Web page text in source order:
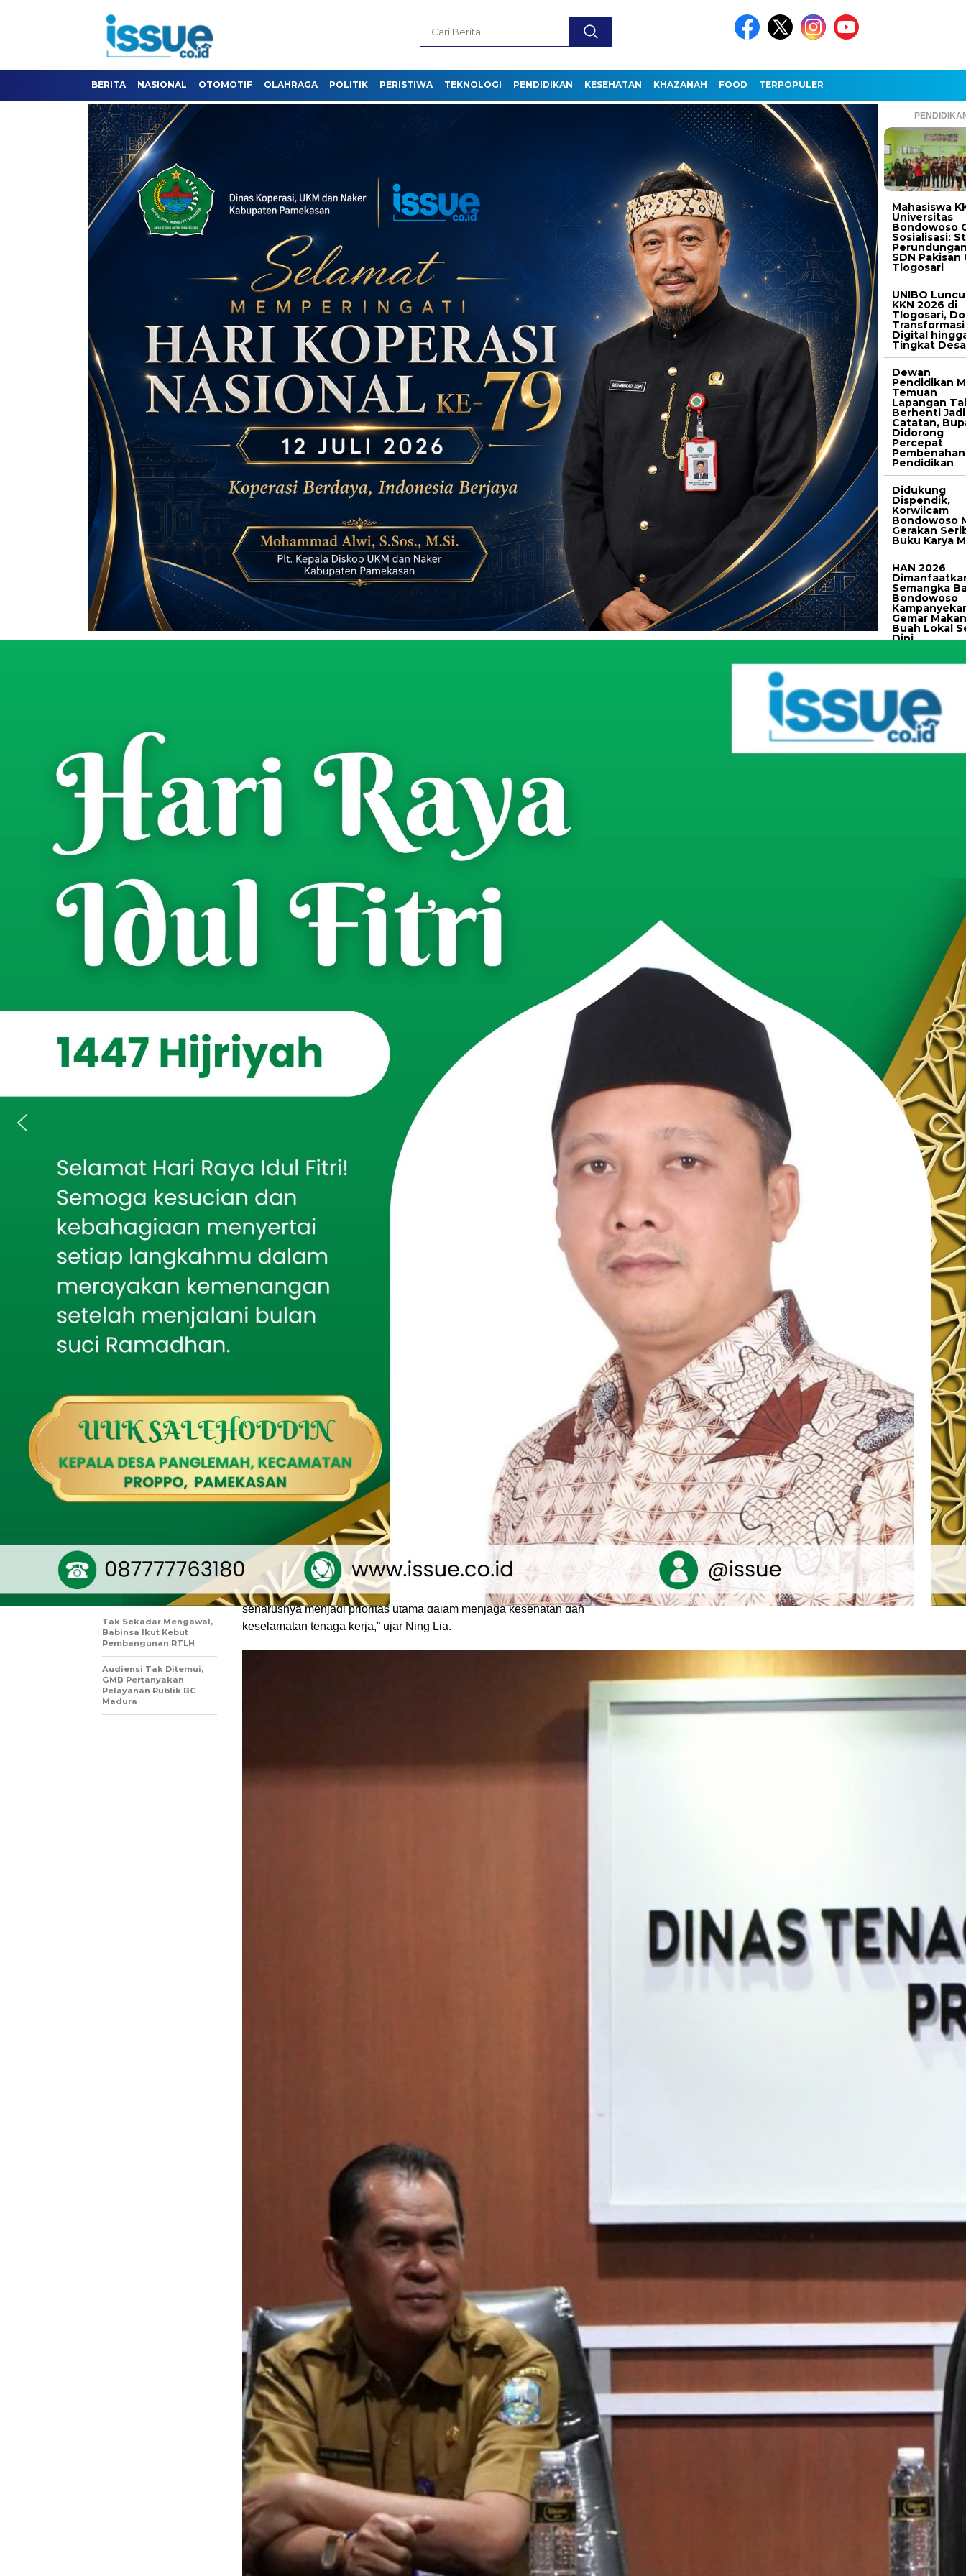
BERITA NASIONAL OTOMOTIF OLAHRAGA POLITIK PERISTIWA TEKNOLOGI PENDIDIKAN KESEHATAN KHAZANAH FOOD TERPOPULER
Mahasiswa
Universitas
Bondowoso
Sosialisasi:
SDN Pakisan
Tlogosari
UNIBO
KKN 2026 di
Tlogosari,
Transformasi
Digital
Tingkat Desa
Dewan
Pendidikan
Temuan
Lapangan
Berhenti Jadi
Catatan,
Didorong
Percepat
Pembenahan
Pendidikan
Didukung
Dispendik,
Korwilcam
Bondowoso
Gerakan
Buku Karya
HAN 2026
Semangka
Bondowoso
Gemar
Buah Lokal
Dini
CS Issue.co.id
- Wartawan
Anggota Komite III DPD RI, Dr. Lia Istifhama M.E.I saat mendengarkan pemaeparan data dari Sigit Priyono, Kadisnakertrans Jatim. (Foto:
dok. Istimewa)
JATIMCETTAR.COM
, SURABAYA – Anggota Dewan Perwakilan Daerah
Republik Indonesia (DPD RI) Ning Lia Istifhama melakukan kunjungan ke
Dinas Tenaga Kerja dan Transmigrasi Pemerintah Provinsi Jawa Timur
(Jatim) untuk menginventarisasi berbagai masalah ketenagakerjaan,
termasuk upah minimum, pelatihan, penempatan, serta isu-isu terkait
perlindungan tenaga kerja.
Kunjungan tersebut diterima langsung Kepala Dinas Tenaga Kerja dan
Transmigrasi Pemerintah Provinsi Jawa Timur Sigit Priyono, Sekretaris Dinas
Agus Gunawan, perwakilan ITS, Pengawas Ketenagakerjaan, Pengantar
Kerja, Penggerak Swadaya Masyarakat dan Mediator Hubungan Industrial di
ruang utama II Dinas Tenaga Kerja dan Transmigrasi, Jalan Menanggal,
Senin (23/12).
Kunjungan ini merupakan bagian dari fungsi DPD RI untuk mengumpulkan
informasi terkait dengan persoalan ketenagakerjaan di daerah, khususnya
yang berhubungan dengan pekerja migran Indonesia (PMI), transmigrasi,
serta masalah-masalah yang kerap terjadi dalam dunia kerja.
Ning Lia Istifhama menyoroti beberapa isu penting, seperti masalah K3
(Kesehatan dan Keselamatan Kerja), yang kerap kali tidak diindahkan oleh
beberapa perusahaan.
“Ada banyak perusahaan yang cenderung nakal, merugikan karyawan.
Bahkan ada perusahaan yang mengabaikan aspek keselamatan kerja, yang
seharusnya menjadi prioritas utama dalam menjaga kesehatan dan
keselamatan tenaga kerja,” ujar Ning Lia.
Berita Terkait
Tandon Air Jadi Sasaran
Bakti TNI, Babinsa Turun
Tangan
Demi Air Bersih Warga,
Babinsa Larangan
Pantau Pengeboran
Sumur Setiap Tahap
Universitas Bondowoso
Gelar Sosialisasi: Stop
Bakti TNI AD Hadirkan
Batumarmar Kawal
Pengeboran Sumur
Sambut Harjakasi ke-
208, Rayon Istimewa
IKSASS IKMASS
Situbondo Gelar Seminar
Kebangsaan tentang
Mangrove di Pantai
Tembing sebagai Upaya
Pelestarian Lingkungan
Pesisir
Tak Sekadar Mengawal,
Babinsa Ikut Kebut
Pembangunan RTLH
Audiensi Tak Ditemui,
GMB Pertanyakan
Pelayanan Publik BC
Madura